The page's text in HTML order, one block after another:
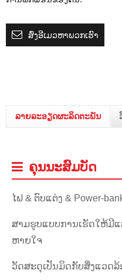
ສົ່ງອີເມວຫາພວກເຮົາ
ລາຍລະອຽດຜະລິດຕະພັນ
ຄຸນ​ນະ​ສົມ​ບັດ
ໄຟ & ຕົບແຕ່ງ & Power-
ສາມຮູບແບບການເຮັດໃຫ້ມີ
ຫາຍໃຈ
ວັດສະດຸເປັນມິດກັບສິ່ງແວດ